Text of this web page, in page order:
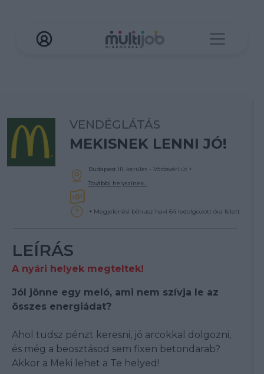
VENDÉGLÁTÁS
MEKISNEK LENNI JÓ!
Budapest III. kerület - Vörösvári út +
További helyszínek...
+ Megjelenési bónusz havi 64 ledolgozott óra felett
LEÍRÁS
A nyári helyek megteltek!
Jól jönne egy meló, ami nem szívja le az
összes energiádat?
Ahol tudsz pénzt keresni, jó arcokkal dolgozni,
és még a beosztásod sem fixen betondarab?
Akkor a Meki lehet a Te helyed!